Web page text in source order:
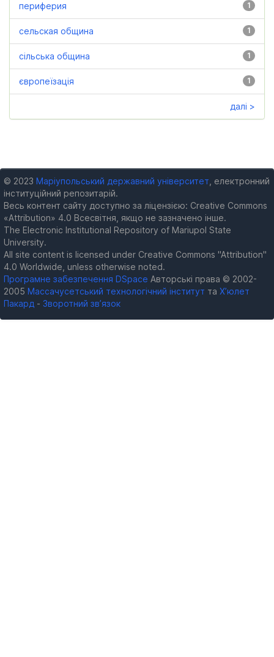
1
периферия
1
сельская община
1
сільська община
1
європеїзація
далі >
© 2023 Маріупольський державний університет , електронний
інституційний репозитарій.
Весь контент сайту доступно за ліцензією: Creative Commons
«Attribution» 4.0 Всесвітня, якщо не зазначено інше.
The Electronic Institutional Repository of Mariupol State
University.
All site content is licensed under Creative Commons "Attribution"
4.0 Worldwide, unless otherwise noted.
Програмне забезпечення DSpace Авторські права © 2002-
2005 Массачусетський технологічний інститут та Х’юлет
Пакард - Зворотний зв’язок